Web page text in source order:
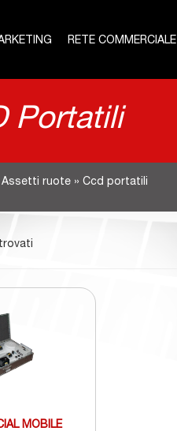
RETE COMMERCIALE
Portatili
Assetti ruote» Ccd portatili
MOBILE